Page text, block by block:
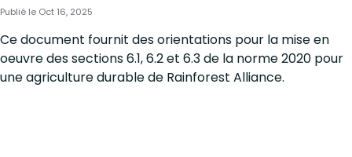
Publié le Oct 16, 2025
Ce document fournit des orientations pour la mise en
oeuvre des sections 6.1, 6.2 et 6.3 de la norme 2020 pour
une agriculture durable de Rainforest Alliance.